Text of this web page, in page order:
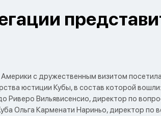
с дружественным визитом
юстиции Кубы, в состав которой
Риверо Вильявисенсио, директор по
Ольга Карменати Нариньо, директор по